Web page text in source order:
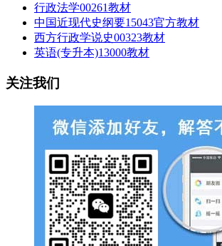
行政法学00261教材
中国近现代史纲要15043官方教材
西方行政学说史00323教材
英语(专升本)13000教材
关注我们